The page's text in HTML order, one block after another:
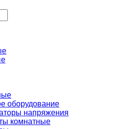
оборудование
напряжения
комнатные